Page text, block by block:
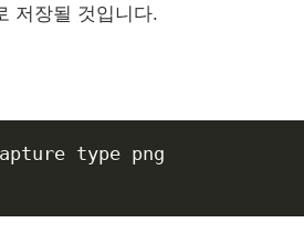
저장될 것입니다.
type png